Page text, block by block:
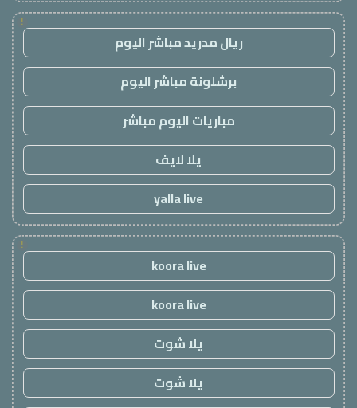
!
ريال مدريد مباشر اليوم
برشلونة مباشر اليوم
مباريات اليوم مباشر
يلا لايف
yalla live
!
koora live
koora live
يلا شوت
يلا شوت